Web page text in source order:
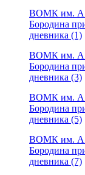
ВОМК им.
Бородина
дневника (1)
ВОМК им.
Бородина
дневника (3)
ВОМК им.
Бородина
дневника (5)
ВОМК им.
Бородина
дневника (7)